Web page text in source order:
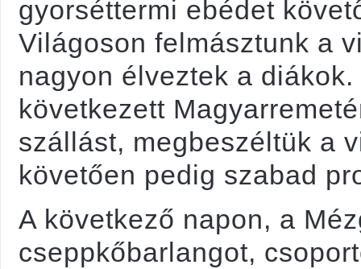
gyorséttermi ebédet
Világoson felmásztunk a
nagyon élveztek a
következett
szállást, megbeszéltük a
követően pedig szabad
A következő napon, a
cseppkőbarlangot,